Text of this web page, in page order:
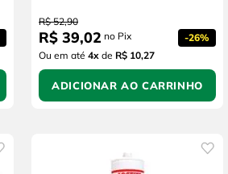
R$ 52,90
R$ 39,02 no Pix -26%
Ou em até 4x de R$ 10,27
ADICIONAR AO CARRINHO